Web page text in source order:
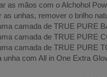
as mãos com o Alchohol
as unhas, remover o brilho
camada de TRUE PURE
camada de TRUE PURE
camada de TRUE PURE
unha com All in One Extra